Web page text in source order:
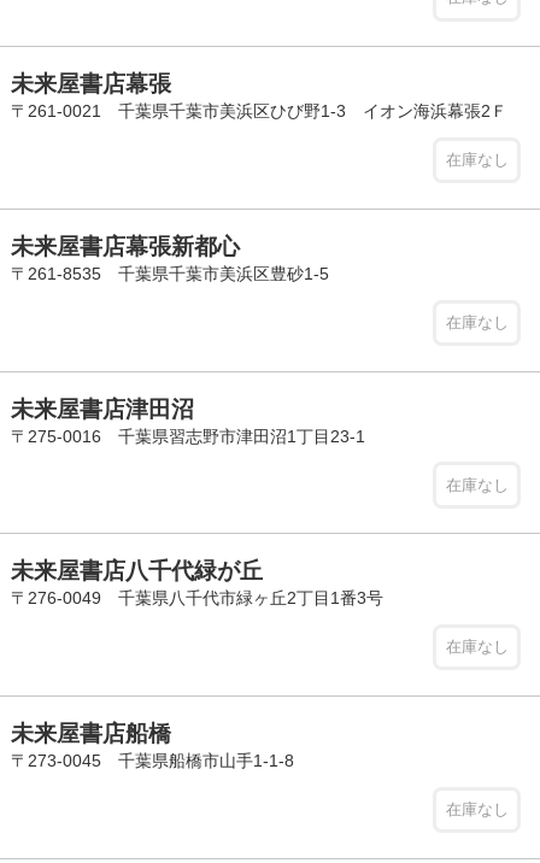
未来屋書店幕張
〒261-0021 千葉県千葉市美浜区ひび野1-3 イオン海浜幕張2Ｆ
在庫なし
未来屋書店幕張新都心
〒261-8535 千葉県千葉市美浜区豊砂1-5
在庫なし
未来屋書店津田沼
〒275-0016 千葉県習志野市津田沼1丁目23-1
在庫なし
未来屋書店八千代緑が丘
〒276-0049 千葉県八千代市緑ヶ丘2丁目1番3号
在庫なし
未来屋書店船橋
〒273-0045 千葉県船橋市山手1-1-8
在庫なし